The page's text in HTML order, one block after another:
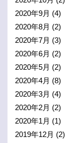
2020年9月 (4)
2020年8月 (2)
2020年7月 (3)
2020年6月 (2)
2020年5月 (2)
2020年4月 (8)
2020年3月 (4)
2020年2月 (2)
2020年1月 (1)
2019年12月 (2)